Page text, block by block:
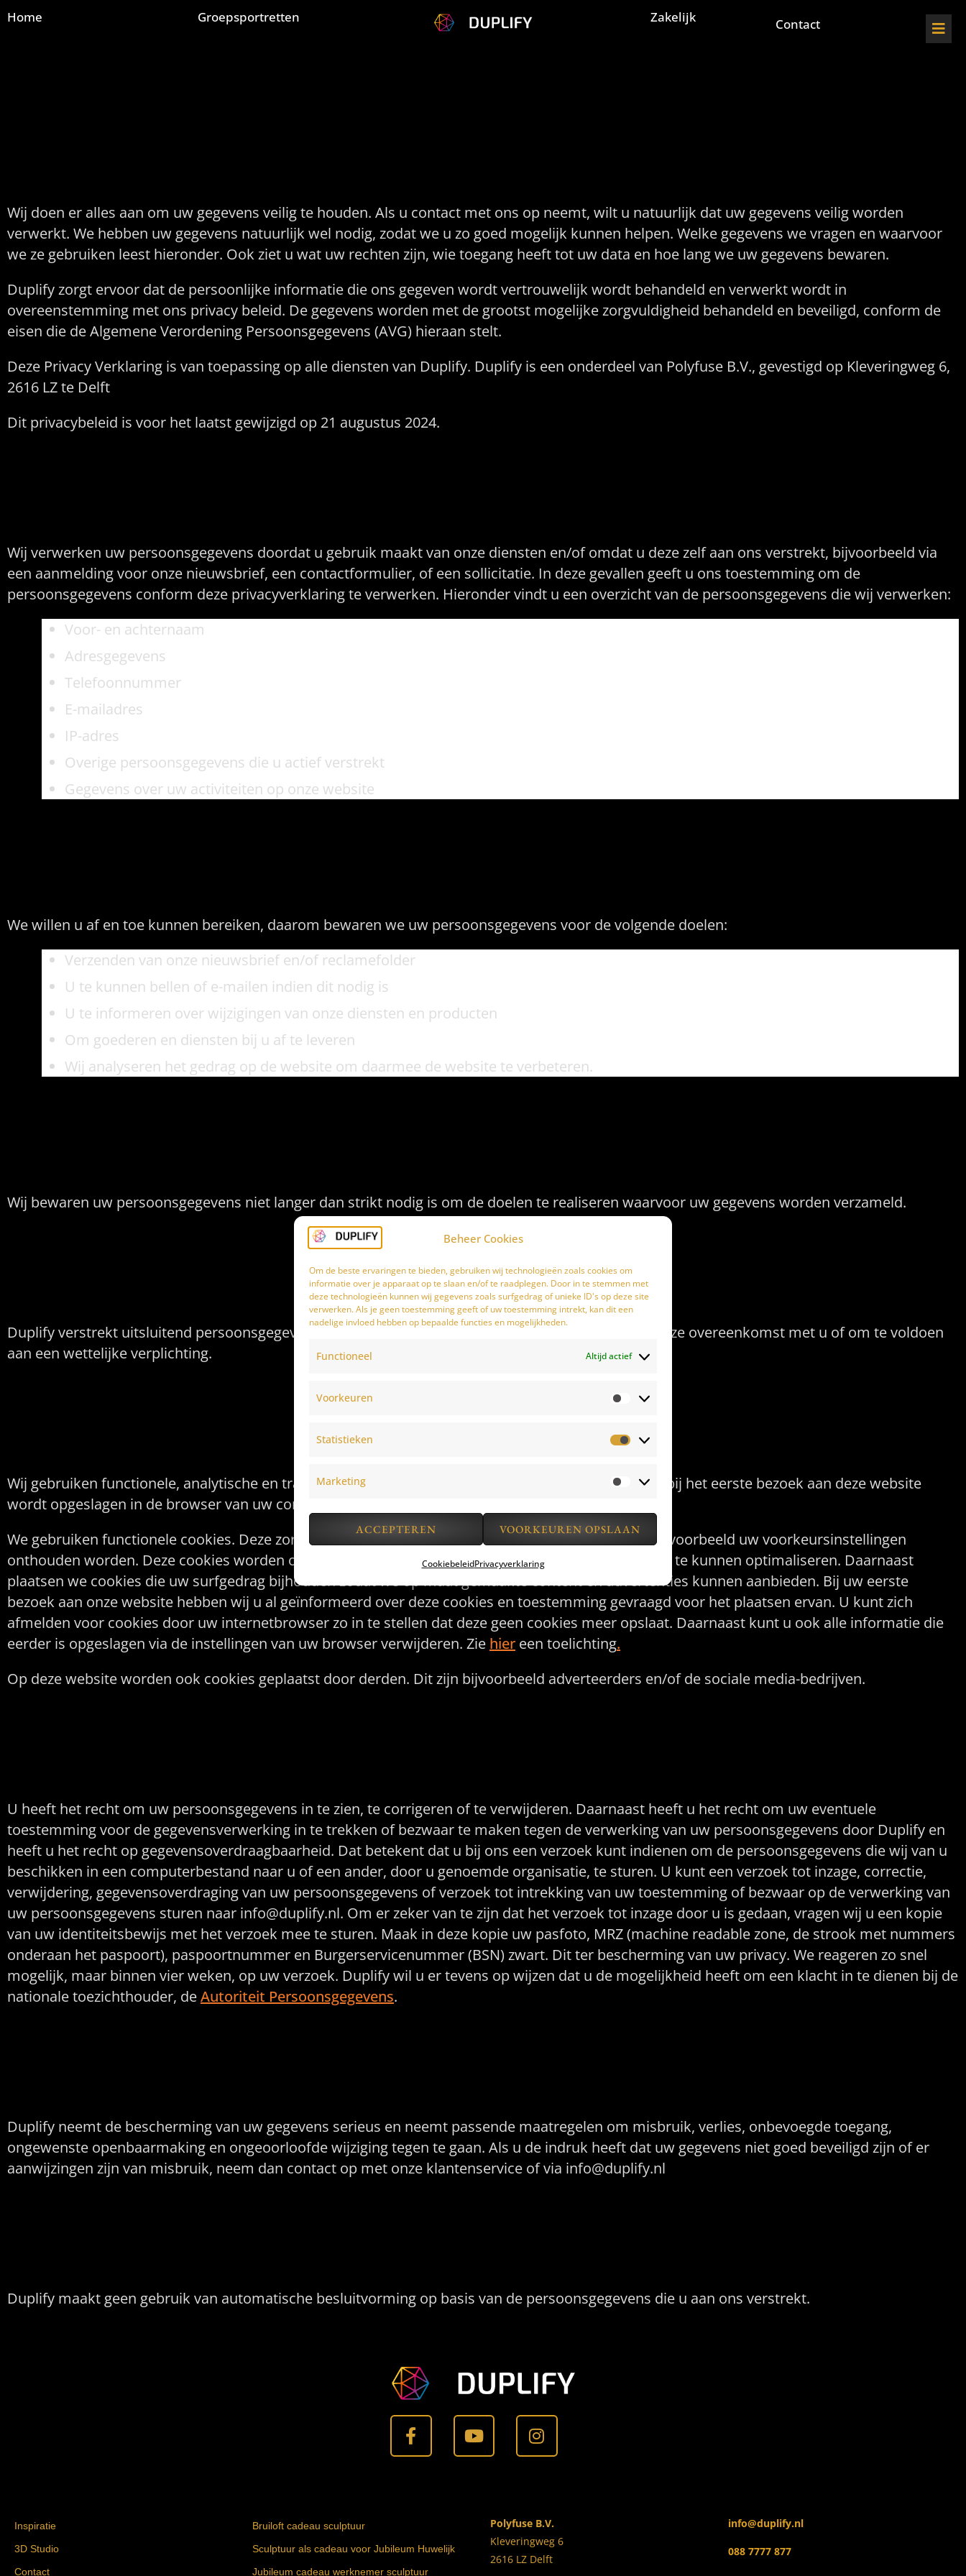
Beheer Cookies
Om de beste ervaringen te bieden, gebruiken wij technologieën zoals cookies om
informatie over je apparaat op te slaan en/of te raadplegen. Door in te stemmen met
deze technologieën kunnen wij gegevens zoals surfgedrag of unieke ID's op deze site
verwerken. Als je geen toestemming geeft of uw toestemming intrekt, kan dit een
nadelige invloed hebben op bepaalde functies en mogelijkheden.
Functioneel Altijd actief
Voorkeuren
Statistieken
Marketing
ACCEPTEREN VOORKEUREN OPSLAAN
CookiebeleidPrivacyverklaring
Home Groepsportretten Zakelijk Contact
Wij doen er alles aan om uw gegevens veilig te houden. Als u contact met ons op neemt, wilt u natuurlijk dat uw gegevens veilig worden
verwerkt. We hebben uw gegevens natuurlijk wel nodig, zodat we u zo goed mogelijk kunnen helpen. Welke gegevens we vragen en waarvoor
we ze gebruiken leest hieronder. Ook ziet u wat uw rechten zijn, wie toegang heeft tot uw data en hoe lang we uw gegevens bewaren.
Duplify zorgt ervoor dat de persoonlijke informatie die ons gegeven wordt vertrouwelijk wordt behandeld en verwerkt wordt in
overeenstemming met ons privacy beleid. De gegevens worden met de grootst mogelijke zorgvuldigheid behandeld en beveiligd, conform de
eisen die de Algemene Verordening Persoonsgegevens (AVG) hieraan stelt.
Deze Privacy Verklaring is van toepassing op alle diensten van Duplify. Duplify is een onderdeel van Polyfuse B.V., gevestigd op Kleveringweg 6,
2616 LZ te Delft
Dit privacybeleid is voor het laatst gewijzigd op 21 augustus 2024.
Wij verwerken uw persoonsgegevens doordat u gebruik maakt van onze diensten en/of omdat u deze zelf aan ons verstrekt, bijvoorbeeld via
een aanmelding voor onze nieuwsbrief, een contactformulier, of een sollicitatie. In deze gevallen geeft u ons toestemming om de
persoonsgegevens conform deze privacyverklaring te verwerken. Hieronder vindt u een overzicht van de persoonsgegevens die wij verwerken:
Voor- en achternaam
Adresgegevens
Telefoonnummer
E-mailadres
IP-adres
Overige persoonsgegevens die u actief verstrekt
Gegevens over uw activiteiten op onze website
We willen u af en toe kunnen bereiken, daarom bewaren we uw persoonsgegevens voor de volgende doelen:
Verzenden van onze nieuwsbrief en/of reclamefolder
U te kunnen bellen of e-mailen indien dit nodig is
U te informeren over wijzigingen van onze diensten en producten
Om goederen en diensten bij u af te leveren
Wij analyseren het gedrag op de website om daarmee de website te verbeteren.
Wij bewaren uw persoonsgegevens niet langer dan strikt nodig is om de doelen te realiseren waarvoor uw gegevens worden verzameld.
Delen van persoonsgegevens met derden
Duplify verstrekt uitsluitend persoonsgegevens aan derden als dit nodig is voor de uitvoering van onze overeenkomst met u of om te voldoen
aan een wettelijke verplichting.
Cookies, of vergelijkbare technieken, die wij gebruiken
Wij gebruiken functionele, analytische en tracking cookies. Een cookie is een klein tekstbestand dat bij het eerste bezoek aan deze website
wordt opgeslagen in de browser van uw computer, tablet of smartphone.
We gebruiken functionele cookies. Deze zorgen ervoor dat de website naar behoren werkt en dat bijvoorbeeld uw voorkeursinstellingen
onthouden worden. Deze cookies worden ook gebruikt om de website goed te laten werken en deze te kunnen optimaliseren. Daarnaast
plaatsen we cookies die uw surfgedrag bijhouden zodat we op maat gemaakte content en advertenties kunnen aanbieden. Bij uw eerste
bezoek aan onze website hebben wij u al geïnformeerd over deze cookies en toestemming gevraagd voor het plaatsen ervan. U kunt zich
afmelden voor cookies door uw internetbrowser zo in te stellen dat deze geen cookies meer opslaat. Daarnaast kunt u ook alle informatie die
eerder is opgeslagen via de instellingen van uw browser verwijderen. Zie hier een toelichting.
Op deze website worden ook cookies geplaatst door derden. Dit zijn bijvoorbeeld adverteerders en/of de sociale media-bedrijven.
U heeft het recht om uw persoonsgegevens in te zien, te corrigeren of te verwijderen. Daarnaast heeft u het recht om uw eventuele
toestemming voor de gegevensverwerking in te trekken of bezwaar te maken tegen de verwerking van uw persoonsgegevens door Duplify en
heeft u het recht op gegevensoverdraagbaarheid. Dat betekent dat u bij ons een verzoek kunt indienen om de persoonsgegevens die wij van u
beschikken in een computerbestand naar u of een ander, door u genoemde organisatie, te sturen. U kunt een verzoek tot inzage, correctie,
verwijdering, gegevensoverdraging van uw persoonsgegevens of verzoek tot intrekking van uw toestemming of bezwaar op de verwerking van
uw persoonsgegevens sturen naar info@duplify.nl. Om er zeker van te zijn dat het verzoek tot inzage door u is gedaan, vragen wij u een kopie
van uw identiteitsbewijs met het verzoek mee te sturen. Maak in deze kopie uw pasfoto, MRZ (machine readable zone, de strook met nummers
onderaan het paspoort), paspoortnummer en Burgerservicenummer (BSN) zwart. Dit ter bescherming van uw privacy. We reageren zo snel
mogelijk, maar binnen vier weken, op uw verzoek. Duplify wil u er tevens op wijzen dat u de mogelijkheid heeft om een klacht in te dienen bij de
nationale toezichthouder, deAutoriteit Persoonsgegevens.
Duplify neemt de bescherming van uw gegevens serieus en neemt passende maatregelen om misbruik, verlies, onbevoegde toegang,
ongewenste openbaarmaking en ongeoorloofde wijziging tegen te gaan. Als u de indruk heeft dat uw gegevens niet goed beveiligd zijn of er
aanwijzingen zijn van misbruik, neem dan contact op met onze klantenservice of via info@duplify.nl
Duplify maakt geen gebruik van automatische besluitvorming op basis van de persoonsgegevens die u aan ons verstrekt.
Inspiratie
3D Studio
Contact
Bruiloft cadeau sculptuur
Sculptuur als cadeau voor Jubileum Huwelijk
Jubileum cadeau werknemer sculptuur
Polyfuse B.V.
Kleveringweg 6
2616 LZ Delft
info@duplify.nl
088 7777 877